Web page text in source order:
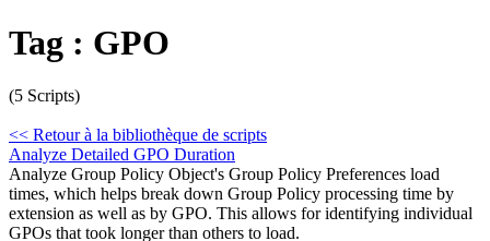
Tag : GPO
(5 Scripts)
<< Retour à la bibliothèque de scripts
Analyze Detailed GPO Duration
Analyze Group Policy Object's Group Policy Preferences load
times, which helps break down Group Policy processing time by
extension as well as by GPO. This allows for identifying individual
GPOs that took longer than others to load.